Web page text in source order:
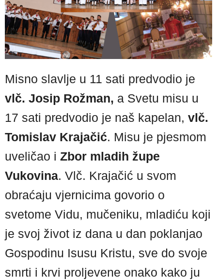
Misno slavlje u 11 sati predvodio je
vlč. Josip Rožman, a Svetu misu u
17 sati predvodio je naš kapelan, vlč.
Tomislav Krajačić. Misu je pjesmom
uveličao i Zbor mladih župe
Vukovina. Vlč. Krajačić u svom
obraćaju vjernicima govorio o
svetome Vidu, mučeniku, mladiću koji
je svoj život iz dana u dan poklanjao
Gospodinu Isusu Kristu, sve do svoje
smrti i krvi proljevene onako kako ju